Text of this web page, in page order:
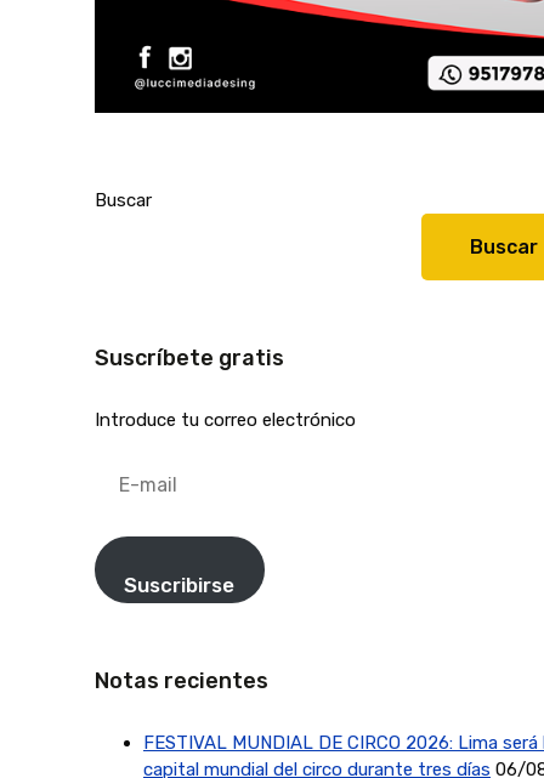
Buscar
Buscar
Suscríbete gratis
Introduce tu correo electrónico
mail
Suscribirse
Notas recientes
FESTIVAL MUNDIAL DE CIRCO 2026: Lima será
capital mundial del circo durante tres días 06/